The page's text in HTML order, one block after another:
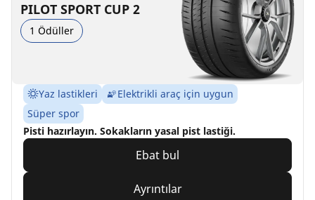
PILOT SPORT CUP 2
1 Ödüller
Yaz lastikleri
Elektrikli araç için uygun
Süper spor
Pisti hazırlayın. Sokakların yasal pist lastiği.
Ebat bul
Ayrıntılar